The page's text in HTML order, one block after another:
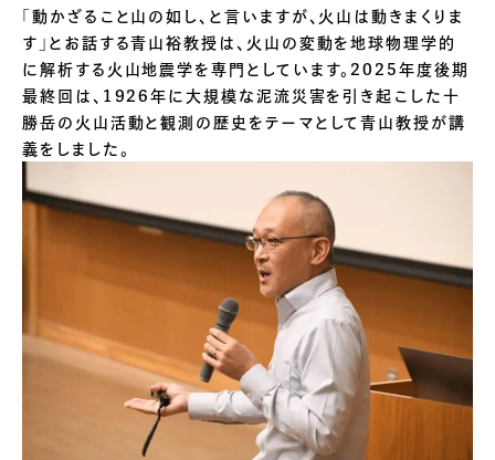
「動かざること山の如し、と言いますが、火山は動きまくりま
す」とお話する青山裕教授は、火山の変動を地球物理学的
に解析する火山地震学を専門としています。2025年度後期
最終回は、1926年に大規模な泥流災害を引き起こした十
勝岳の火山活動と観測の歴史をテーマとして青山教授が講
義をしました。